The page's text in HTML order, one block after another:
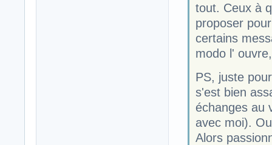
tout. Ceux à
proposer
certains
modo l'
PS, juste
s'est bien
échanges au
avec moi).
Alors